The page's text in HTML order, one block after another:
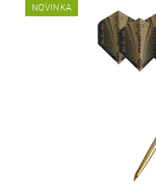
NOVINKA